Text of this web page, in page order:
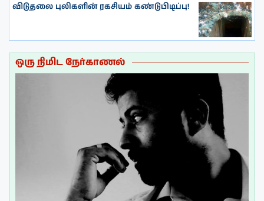
விடுதலை புலிகளின் ரகசியம் கண்டுபிடிப்பு!
ஒரு நிமிட நேர்காணல்